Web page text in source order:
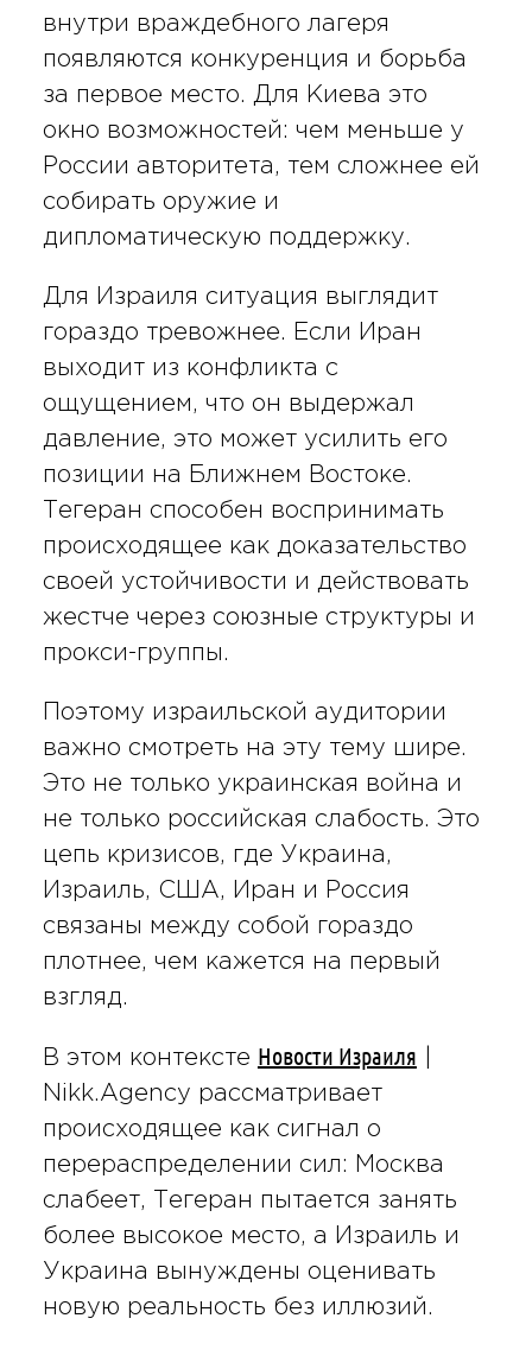
внутри враждебного лагеря
появляются конкуренция и борьба
за первое место. Для Киева это
окно возможностей: чем меньше у
России авторитета, тем сложнее ей
собирать оружие и
дипломатическую поддержку.
Для Израиля ситуация выглядит
гораздо тревожнее. Если Иран
выходит из конфликта с
ощущением, что он выдержал
давление, это может усилить его
позиции на Ближнем Востоке.
Тегеран способен воспринимать
происходящее как доказательство
своей устойчивости и действовать
жестче через союзные структуры и
прокси-группы.
Поэтому израильской аудитории
важно смотреть на эту тему шире.
Это не только украинская война и
не только российская слабость. Это
цепь кризисов, где Украина,
Израиль, США, Иран и Россия
связаны между собой гораздо
плотнее, чем кажется на первый
взгляд.
В этом контексте Новости Израиля
Nikk.Agency рассматривает
происходящее как сигнал о
перераспределении сил: Москва
слабеет, Тегеран пытается занять
более высокое место, а Израиль и
Украина вынуждены оценивать
новую реальность без иллюзий.